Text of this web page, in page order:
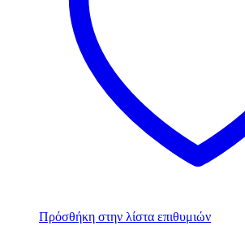
Πρόσθήκη στην λίστα επιθυμιών